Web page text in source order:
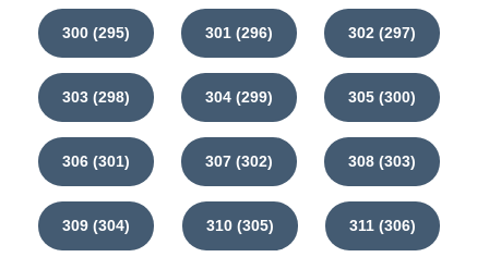
300 (295) 301 (296) 302 (297)
303 (298) 304 (299) 305 (300)
306 (301) 307 (302) 308 (303)
309 (304) 310 (305) 311 (306)